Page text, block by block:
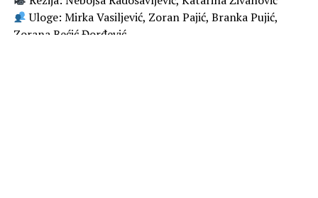
Uloge: Mirka Vasiljević, Zoran Pajić, Branka Pujić,
Zorana Bećić Đorđević